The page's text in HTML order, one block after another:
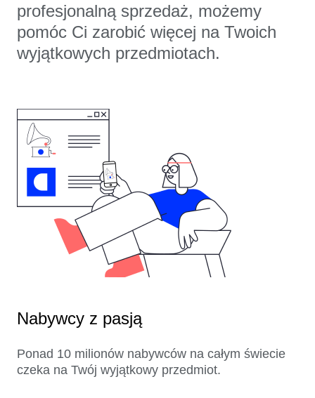
profesjonalną sprzedaż, możemy
pomóc Ci zarobić więcej na Twoich
wyjątkowych przedmiotach.
Nabywcy z pasją
Ponad 10 milionów nabywców na całym świecie
czeka na Twój wyjątkowy przedmiot.